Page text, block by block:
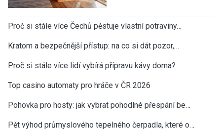
Proč si stále více Čechů pěstuje vlastní potraviny…
Kratom a bezpečnější přístup: na co si dát pozor,…
Proč si stále více lidí vybírá přípravu kávy doma?
Top casino automaty pro hráče v ČR 2026
Pohovka pro hosty: jak vybrat pohodlné přespání be…
Pět výhod průmyslového tepelného čerpadla, které o…